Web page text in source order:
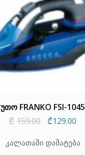
უთო FRANKO FSI-1045
₾ 159.00
Original
was:
₾129.00
is:
კალათაში დამატება